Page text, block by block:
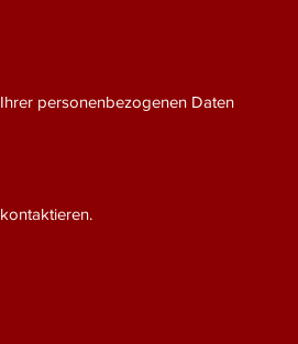
personenbezogenen Daten